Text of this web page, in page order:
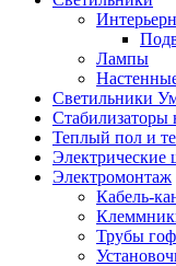
Лампы
Светильники
Стабилизаторы
Теплый пол и
Электрические
Электромонтаж
Кабель-
Трубы